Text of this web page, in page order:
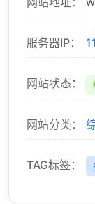
服务器IP：
网站状态：
网站分类：
TAG标签：